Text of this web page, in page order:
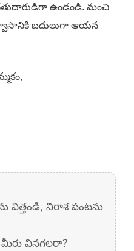
ఉండండి. మంచి
బదులుగా ఆయన
నిరాశ పంటను
వినగలరా?